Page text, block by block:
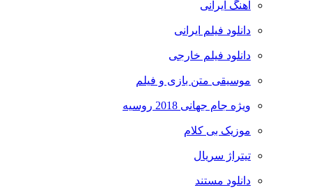
آهنگ ایرانی
دانلود فیلم ایرانی
دانلود فیلم خارجی
موسیقی متن بازی و فیلم
ویژه جام جهانی 2018 روسیه
موزیک بی کلام
تیتراژ سریال
دانلود مستند